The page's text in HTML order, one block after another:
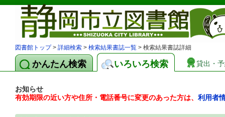
図書館トップ> 詳細検索 > 検索結果書誌一覧 > 検索結果書誌詳細
かんたん検索 いろいろ検索 貸出・
お知らせ
有効期限の近い方や住所・電話番号に変更のあった方は、 利用者